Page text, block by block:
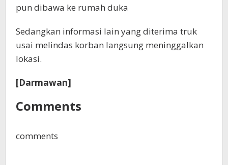
pun dibawa ke rumah duka
Sedangkan informasi lain yang diterima truk
usai melindas korban langsung meninggalkan
lokasi.
[Darmawan]
Comments
comments